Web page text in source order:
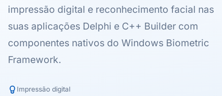
impressão digital e reconhecimento facial nas
suas aplicações Delphi e C++ Builder com
componentes nativos do Windows Biometric
Framework.
Impressão digital